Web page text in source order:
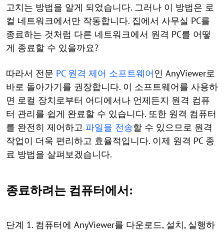
고치는 방법을 알게 되었습니다. 그러나 이 방법은 로
컬 네트워크에서만 작동합니다. 집에서 사무실 PC를
종료하는 것처럼 다른 네트워크에서 원격 PC를 어떻
게 종료할 수 있을까요?
따라서 전문 PC 원격 제어 소프트웨어인 AnyViewer로
바로 돌아가기를 권장합니다. 이 소프트웨어를 사용하
면 로컬 장치로부터 어디에서나 언제든지 원격 컴퓨
터 관리를 쉽게 완료할 수 있습니다. 또한 원격 컴퓨터
를 완전히 제어하고 파일을 전송할 수 있으므로 원격
작업이 더욱 편리하고 효율적입니다. 이제 원격 PC 종
료 방법을 살펴보겠습니다.
종료하려는 컴퓨터에서:
단계 1. 컴퓨터에 AnyViewer를 다운로드, 설치, 실행하